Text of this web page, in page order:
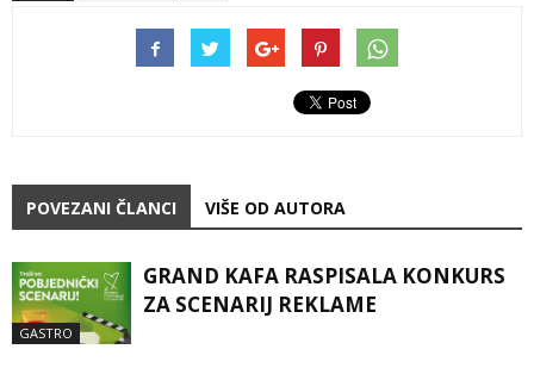
POVEZANI ČLANCI VIŠE OD AUTORA
GASTRO
GRAND KAFA RASPISALA KONKURS
ZA SCENARIJ REKLAME